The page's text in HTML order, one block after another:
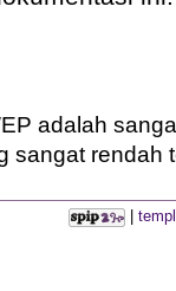
adalah
sangat rendah